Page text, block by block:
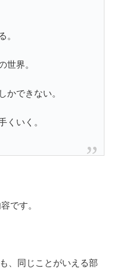
。
世界。
かできない。
くいく。
です。
、同じことがいえる部